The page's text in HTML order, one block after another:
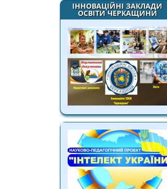
ІННОВАЦІЙНІ ЗАКЛАДИ
ОСВІТИ ЧЕРКАЩИНИ